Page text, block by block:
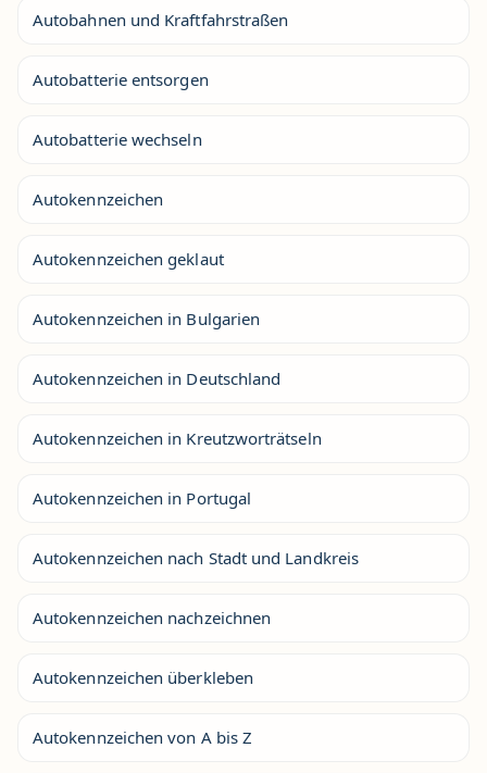
Autobahnen und Kraftfahrstraßen
Autobatterie entsorgen
Autobatterie wechseln
Autokennzeichen
Autokennzeichen geklaut
Autokennzeichen in Bulgarien
Autokennzeichen in Deutschland
Autokennzeichen in Kreutzworträtseln
Autokennzeichen in Portugal
Autokennzeichen nach Stadt und Landkreis
Autokennzeichen nachzeichnen
Autokennzeichen überkleben
Autokennzeichen von A bis Z